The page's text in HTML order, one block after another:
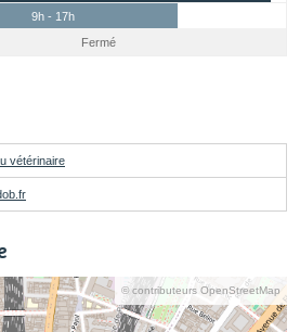
9h - 17h
Fermé
vétérinaire
© contributeurs OpenStreetMap